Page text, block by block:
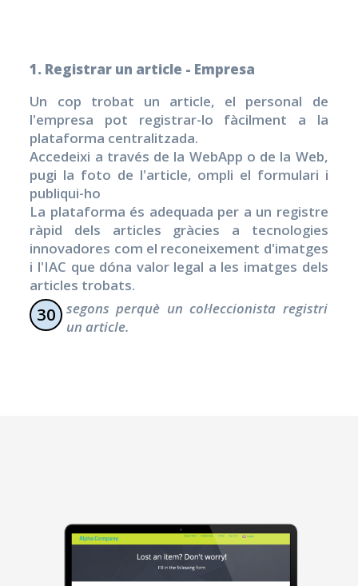
1. Registrar un article - Empresa
Un cop trobat un article, el personal de
l'empresa pot registrar-lo fàcilment a la
plataforma centralitzada.
Accedeixi a través de la WebApp o de la Web,
pugi la foto de l'article, ompli el formulari i
publiqui-ho
La plataforma és adequada per a un registre
ràpid dels articles gràcies a tecnologies
innovadores com el reconeixement d'imatges
i l'IAC que dóna valor legal a les imatges dels
articles trobats.
30
segons perquè un col·leccionista registri
un article.